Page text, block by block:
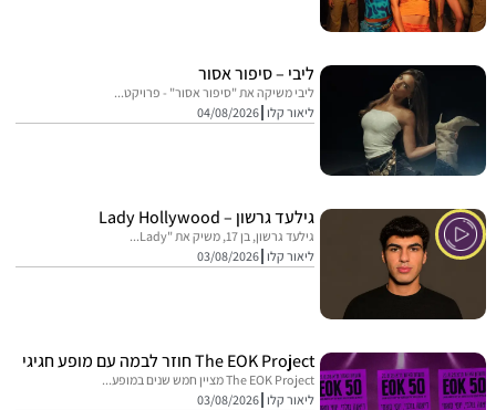
ליבי – סיפור אסור
ליבי משיקה את "סיפור אסור" - פרויקט...
ליאור קלו 04/08/2026
גילעד גרשון – Lady Hollywood
גילעד גרשון, בן 17, משיק את "Lady...
ליאור קלו 03/08/2026
The EOK Project חוזר לבמה עם מופע חגיגי
The EOK Project מציין חמש שנים במופע...
ליאור קלו 03/08/2026